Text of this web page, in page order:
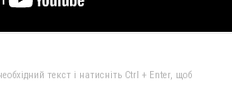
текст і натисніть Ctrl + Enter, щоб